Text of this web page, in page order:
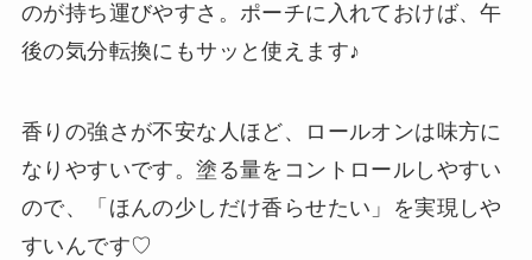
のが持ち運びやすさ。ポーチに入れておけば、午
後の気分転換にもサッと使えます♪
香りの強さが不安な人ほど、ロールオンは味方に
なりやすいです。塗る量をコントロールしやすい
ので、「ほんの少しだけ香らせたい」を実現しや
すいんです♡